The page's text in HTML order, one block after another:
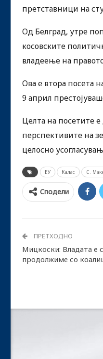
претставници на
Од Белград, утре
косовските
владеење на
Ова е втора посета
9 април
Целта на посетите
перспективите на
целосно
ЕУ Калас С.
Сподели
ПРЕТХОДНО
Мицкоски: Владата е
продолжиме со